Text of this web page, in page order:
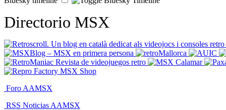
Directorio MSX
Foro AAMSX
RSS Noticias AAMSX